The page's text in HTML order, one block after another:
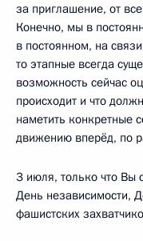
за приглашение, от
Конечно, мы в
в постоянном, на
то этапные всегда
возможность сейчас
происходит и что
наметить конкретные
движению вперёд, по
3 июля, только что Вы
День независимости,
фашистских